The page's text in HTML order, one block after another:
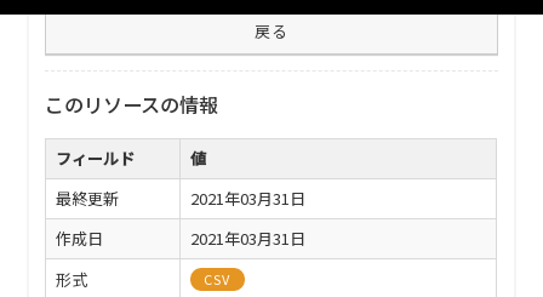
戻る
このリソースの情報
フィールド
値
最終更新
2021年03月31日
作成日
2021年03月31日
形式
CSV